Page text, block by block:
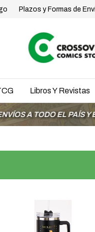
Plazos y Formas de
Libros Y Revistas
A TODO EL PAÍS Y EL